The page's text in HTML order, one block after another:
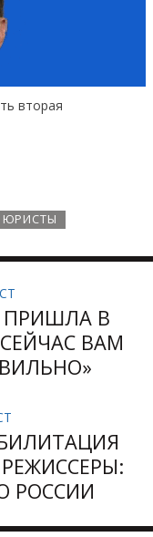
вторая
ЮРИСТЫ
ПРИШЛА В
ВАМ
РОССИИ